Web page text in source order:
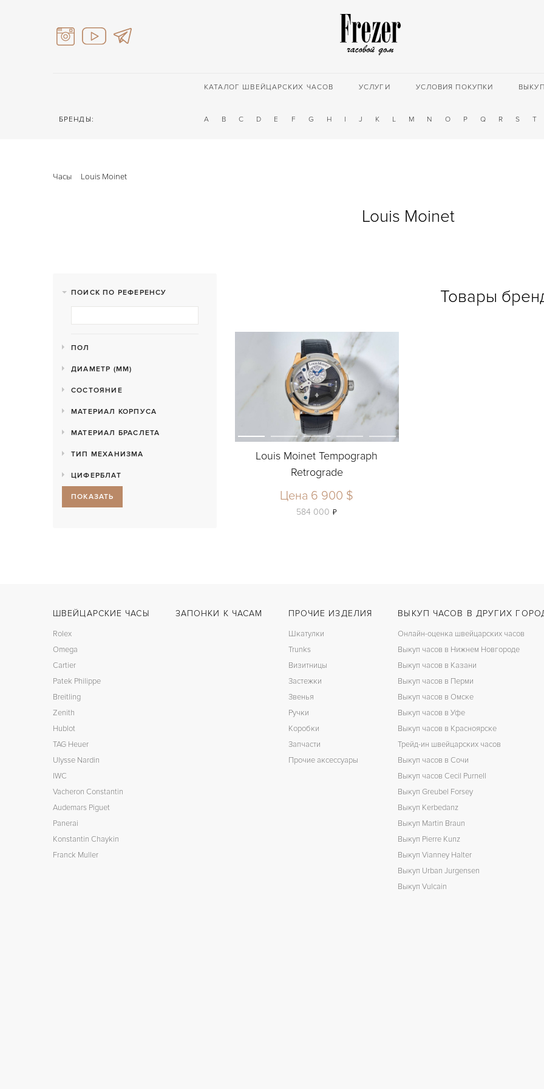
КАТАЛОГ ШВЕЙЦАРСКИХ ЧАСОВ УСЛУГИ УСЛОВИЯ ПОКУПКИ
БРЕНДЫ: A B C D E F G H I J K L M N O P Q R S T
Часы Louis Moinet
Louis Moinet
ПОИСК ПО РЕФЕРЕНСУ
ПОЛ
ДИАМЕТР (MM)
СОСТОЯНИЕ
МАТЕРИАЛ КОРПУСА
МАТЕРИАЛ БРАСЛЕТА
ТИП МЕХАНИЗМА
ЦИФЕРБЛАТ
ПОКАЗАТЬ
Товары
Louis Moinet Tempograph
Retrograde
Цена 6 900 $
584 000 ь
ШВЕЙЦАРСКИЕ ЧАСЫ
Rolex
Omega
Cartier
Patek Philippe
Breitling
Zenith
Hublot
TAG Heuer
Ulysse Nardin
IWC
Vacheron Constantin
Audemars Piguet
Panerai
Konstantin Chaykin
Franck Muller
ЗАПОНКИ К ЧАСАМ ПРОЧИЕ ИЗДЕЛИЯ
Шкатулки
Trunks
Визитницы
Застежки
Звенья
Ручки
Коробки
Запчасти
Прочие аксессуары
ВЫКУП ЧАСОВ В ДРУГИХ
Онлайн-оценка швейцарских часов
Выкуп часов в Нижнем Новгороде
Выкуп часов в Казани
Выкуп часов в Перми
Выкуп часов в Омске
Выкуп часов в Уфе
Выкуп часов в Красноярске
Трейд-ин швейцарских часов
Выкуп часов в Сочи
Выкуп часов Cecil Purnell
Выкуп Greubel Forsey
Выкуп Kerbedanz
Выкуп Martin Braun
Выкуп Pierre Kunz
Выкуп Vianney Halter
Выкуп Urban Jurgensen
Выкуп Vulcain